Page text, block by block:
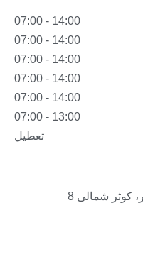
14:00 - 07:00
14:00 - 07:00
14:00 - 07:00
14:00 - 07:00
14:00 - 07:00
13:00 - 07:00
تعطیل
کوثر شمالی 8